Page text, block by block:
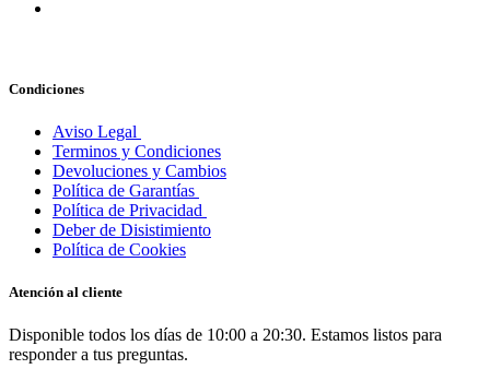
Condiciones
Aviso Legal
Terminos y Condiciones
Devoluciones y Cambios
Política de Garantías
Política de Privacidad
Deber de Disistimiento
Política de Cookies
Atención al cliente
Disponible todos los días de 10:00 a 20:30. Estamos listos para
responder a tus preguntas.